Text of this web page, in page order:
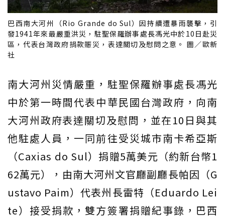
巴西南大河州（Rio Grande do Sul）因持續遭暴雨襲擊，引
發1941年來最嚴重洪災，駐聖保羅辦事處長馮光中於10日赴災
區，代表台灣政府捐款賑災，表達關切及慰問之意。 圖／歐新
社
南大河州災情嚴重，駐聖保羅辦事處長馮光
中於第一時間代表中華民國台灣政府，向南
大河州政府表達關切及慰問，並在10日與其
他駐處人員，一同前往受災城市南卡希亞斯
（Caxias do Sul）捐贈5萬美元（約新台幣1
62萬元），由南大河州文官廳副廳長帕因（G
ustavo Paim）代表州長雷特（Eduardo Lei
te）接受捐款，雙方簽署捐贈紀事錄，巴西